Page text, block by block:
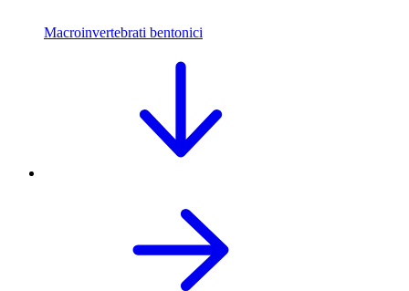
Macroinvertebrati bentonici